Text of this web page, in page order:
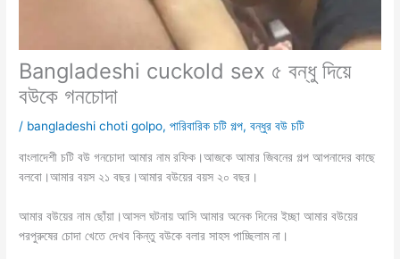
Bangladeshi cuckold sex ৫ বন্ধু দিয়ে
বউকে গনচোদা
/ bangladeshi choti golpo,পারিবারিক চটি গল্প,বন্ধুর বউ চটি
বাংলাদেশী চটি বউ গনচোদা আমার নাম রফিক।আজকে আমার জিবনের গল্প আপনাদের কাছে
বলবো।আমার বয়স ২১ বছর।আমার বউয়ের বয়স ২০ বছর।
আমার বউয়ের নাম ছোঁয়া।আসল ঘটনায় আসি আমার অনেক দিনের ইচ্ছা আমার বউয়ের
পরপুরুষের চোদা খেতে দেখব কিন্তু বউকে বলার সাহস পাচ্ছিলাম না।